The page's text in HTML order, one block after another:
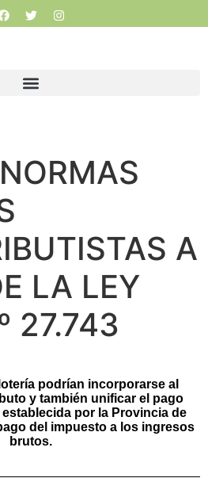
A
LA LEY
27.743
podrían incorporarse al
y también unificar el pago
por la Provincia de
del impuesto a los ingresos
brutos.